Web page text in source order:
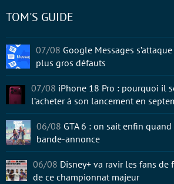
TOM'S GUIDE
07/08 Google Messages
plus gros défauts
07/08 iPhone 18 Pro : pourquoi il
l’acheter à son lancement en
06/08 GTA 6 : on sait enfin
bande-annonce
06/08 Disney+ va ravir les fans
de ce championnat majeur